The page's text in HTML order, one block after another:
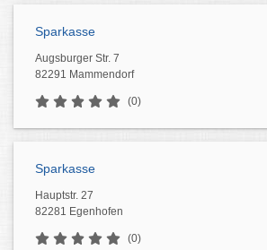
Sparkasse
Augsburger Str. 7
82291 Mammendorf
(0)
Sparkasse
Hauptstr. 27
82281 Egenhofen
(0)